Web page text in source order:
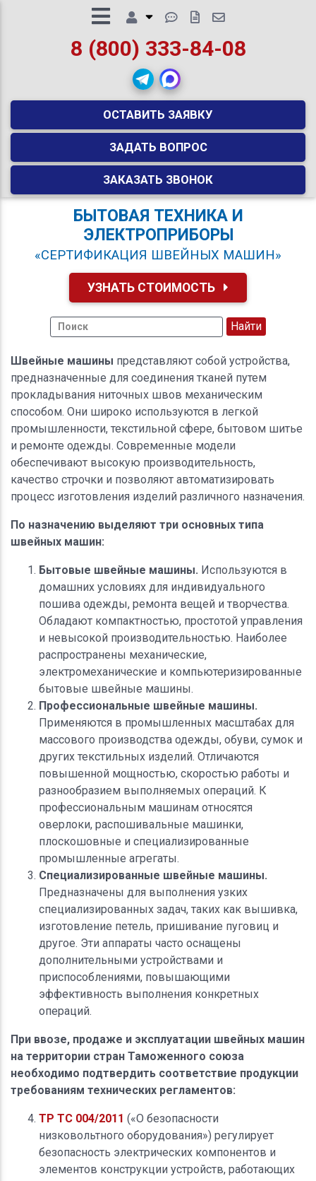
8 (800) 333-84-08
ОСТАВИТЬ ЗАЯВКУ
ЗАДАТЬ ВОПРОС
ЗАКАЗАТЬ ЗВОНОК
БЫТОВАЯ ТЕХНИКА И
ЭЛЕКТРОПРИБОРЫ
«СЕРТИФИКАЦИЯ ШВЕЙНЫХ МАШИН»
УЗНАТЬ СТОИМОСТЬ
Швейные машины представляют собой устройства,
предназначенные для соединения тканей путем
прокладывания ниточных швов механическим
способом. Они широко используются в легкой
промышленности, текстильной сфере, бытовом шитье
и ремонте одежды. Современные модели
обеспечивают высокую производительность,
качество строчки и позволяют автоматизировать
процесс изготовления изделий различного назначения.
По назначению выделяют три основных типа
швейных машин:
Бытовые швейные машины. Используются в
домашних условиях для индивидуального
пошива одежды, ремонта вещей и творчества.
Обладают компактностью, простотой управления
и невысокой производительностью. Наиболее
распространены механические,
электромеханические и компьютеризированные
бытовые швейные машины.
Профессиональные швейные машины.
Применяются в промышленных масштабах для
массового производства одежды, обуви, сумок и
других текстильных изделий. Отличаются
повышенной мощностью, скоростью работы и
разнообразием выполняемых операций. К
профессиональным машинам относятся
оверлоки, распошивальные машинки,
плоскошовные и специализированные
промышленные агрегаты.
Специализированные швейные машины.
Предназначены для выполнения узких
специализированных задач, таких как вышивка,
изготовление петель, пришивание пуговиц и
другое. Эти аппараты часто оснащены
дополнительными устройствами и
приспособлениями, повышающими
эффективность выполнения конкретных
операций.
При ввозе, продаже и эксплуатации швейных машин
на территории стран Таможенного союза
необходимо подтвердить соответствие продукции
требованиям технических регламентов:
ТР ТС 004/2011 («О безопасности
низковольтного оборудования») регулирует
безопасность электрических компонентов и
элементов конструкции устройств, работающих